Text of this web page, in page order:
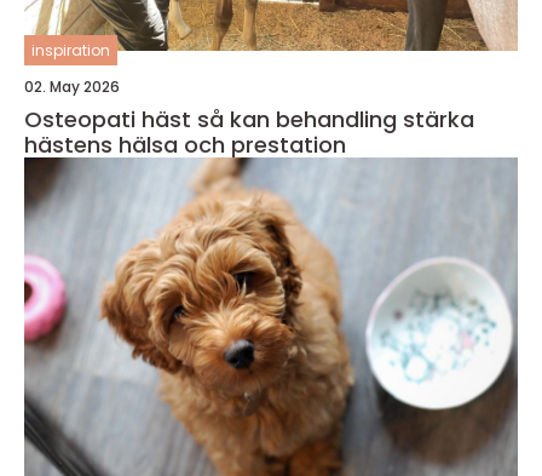
inspiration
02. May 2026
Osteopati häst så kan behandling stärka
hästens hälsa och prestation